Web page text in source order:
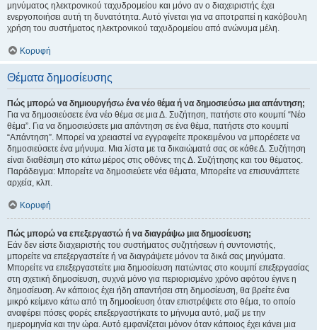
μηνύματος ηλεκτρονικού ταχυδρομείου και μόνο αν ο διαχειριστής έχει
ενεργοποιήσει αυτή τη δυνατότητα. Αυτό γίνεται για να αποτραπεί η κακόβουλη
χρήση του συστήματος ηλεκτρονικού ταχυδρομείου από ανώνυμα μέλη.
Κορυφή
Θέματα δημοσίευσης
Πώς μπορώ να δημιουργήσω ένα νέο θέμα ή να δημοσιεύσω μια απάντηση;
Για να δημοσιεύσετε ένα νέο θέμα σε μια Δ. Συζήτηση, πατήστε στο κουμπί “Νέο
θέμα”. Για να δημοσιεύσετε μια απάντηση σε ένα θέμα, πατήστε στο κουμπί
“Απάντηση”. Μπορεί να χρειαστεί να εγγραφείτε προκειμένου να μπορέσετε να
δημοσιεύσετε ένα μήνυμα. Μια λίστα με τα δικαιώματά σας σε κάθε Δ. Συζήτηση
είναι διαθέσιμη στο κάτω μέρος στις οθόνες της Δ. Συζήτησης και του θέματος.
Παράδειγμα: Μπορείτε να δημοσιεύετε νέα θέματα, Μπορείτε να επισυνάπτετε
αρχεία, κλπ.
Κορυφή
Πώς μπορώ να επεξεργαστώ ή να διαγράψω μια δημοσίευση;
Εάν δεν είστε διαχειριστής του συστήματος συζητήσεων ή συντονιστής,
μπορείτε να επεξεργαστείτε ή να διαγράψετε μόνον τα δικά σας μηνύματα.
Μπορείτε να επεξεργαστείτε μια δημοσίευση πατώντας στο κουμπί επεξεργασίας
στη σχετική δημοσίευση, συχνά μόνο για περιορισμένο χρόνο αφότου έγινε η
δημοσίευση. Αν κάποιος έχει ήδη απαντήσει στη δημοσίευση, θα βρείτε ένα
μικρό κείμενο κάτω από τη δημοσίευση όταν επιστρέψετε στο θέμα, το οποίο
αναφέρει πόσες φορές επεξεργαστήκατε το μήνυμα αυτό, μαζί με την
ημερομηνία και την ώρα. Αυτό εμφανίζεται μόνον όταν κάποιος έχει κάνει μια